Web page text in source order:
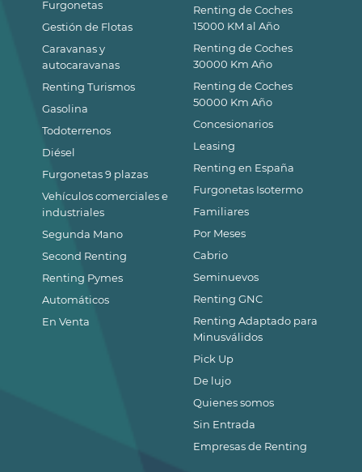
Furgonetas
Gestión de Flotas
Caravanas y
autocaravanas
Renting Turismos
Gasolina
Todoterrenos
Diésel
Furgonetas 9 plazas
Vehículos comerciales e
industriales
Segunda Mano
Second Renting
Renting Pymes
Automáticos
En Venta
Renting de Coches
15000 KM al Año
Renting de Coches
30000 Km Año
Renting de Coches
50000 Km Año
Concesionarios
Leasing
Renting en España
Furgonetas Isotermo
Familiares
Por Meses
Cabrio
Seminuevos
Renting GNC
Renting Adaptado para
Minusválidos
Pick Up
De lujo
Quienes somos
Sin Entrada
Empresas de Renting